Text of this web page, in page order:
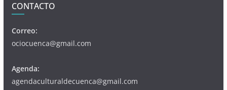
CONTACTO
Correo:
ociocuenca@gmail.com
Agenda:
agendaculturaldecuenca@gmail.com